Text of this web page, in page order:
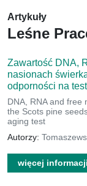
Artykuły
Leśne
Zawartość DNA,
nasionach
odporności na
DNA, RNA and free
the Scots pine
aging test
Autorzy:
więcej informacji